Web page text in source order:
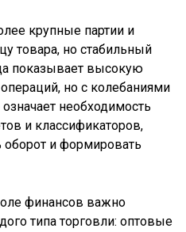
крупные партии и
товара, но стабильный
показывает высокую
но с колебаниями
необходимость
и классификаторов,
оборот и формировать
финансов важно
типа торговли: оптовые